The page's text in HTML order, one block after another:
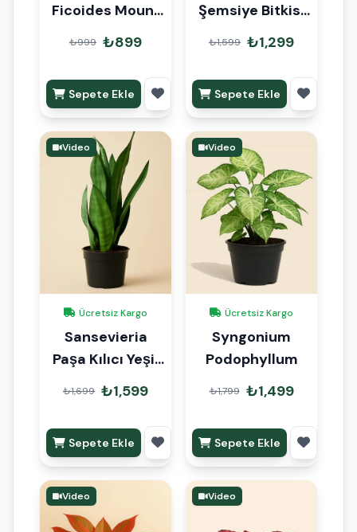
Ficoides Mount
Everest
₺999 ₺899
Sepete Ekle
Şemsiye Bitkisi
120cm
₺1,599 ₺1,299
Sepete Ekle
Video
Ücretsiz Kargo
Sansevieria
Paşa Kılıcı Yeşil
45cm
₺1,699 ₺1,599
Sepete Ekle
Video
Ücretsiz Kargo
Syngonium
Podophyllum
₺1,799 ₺1,499
Sepete Ekle
Video Video